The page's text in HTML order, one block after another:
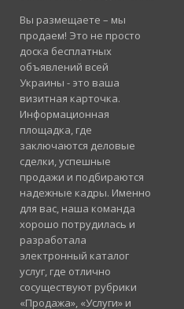
Вы размещаете – мы
продаем! Это не просто
доска бесплатных
объявлений всей
Украины - это ваша
визитная карточка.
Информационная
площадка, где
заключаются деловые
сделки, успешные
продажи и подбираются
надежные кадры. Именно
для вас, наша команда
хорошо потрудилась и
разработала
электронный каталог
услуг, где отлично
сосуществуют рубрики
«Продажа», «Услуги» и